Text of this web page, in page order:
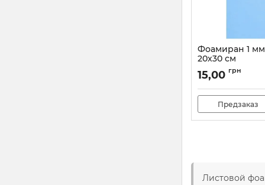
Фоамиран 1 мм
20х30 см
Артикул: 60037
15,00 грн
Предзаказ
Листовой